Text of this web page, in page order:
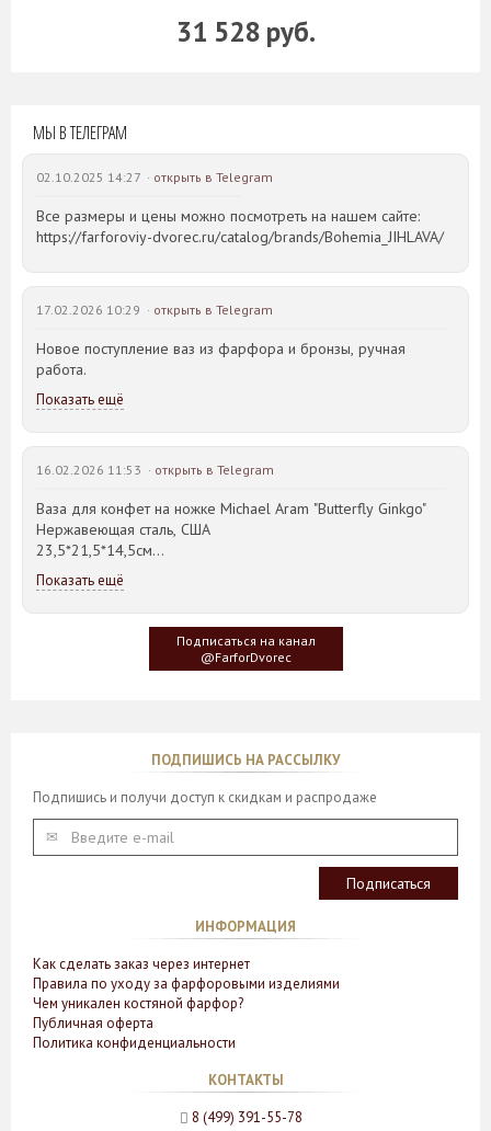
31 528 руб.
МЫ В ТЕЛЕГРАМ
02.10.2025 14:27 · открыть в Telegram
Все размеры и цены можно посмотреть на нашем сайте:
https://farforoviy-dvorec.ru/catalog/brands/Bohemia_JIHLAVA/
17.02.2026 10:29 · открыть в Telegram
Новое поступление ваз из фарфора и бронзы, ручная
работа.
Показать ещё
16.02.2026 11:53 · открыть в Telegram
Ваза для конфет на ножке Michael Aram "Butterfly Ginkgo"
Нержавеющая сталь, США
23,5*21,5*14,5см
Идея такого дизайна предметов сервировки стола пришла
создателю, когда он впервые увидел дерево Гинкго Билоба,
у которого растут двойные листья, напоминающие крылья
Показать ещё
Подписаться на канал
@FarforDvorec
ПОДПИШИСЬ НА РАССЫЛКУ
Подпишись и получи доступ к скидкам и распродаже
ИНФОРМАЦИЯ
Как сделать заказ через интернет
Правила по уходу за фарфоровыми изделиями
Чем уникален костяной фарфор?
Публичная оферта
Политика конфиденциальности
КОНТАКТЫ
8 (499) 391-55-78